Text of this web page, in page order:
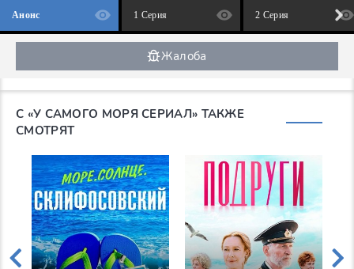
Анонс 1 Серия 2 Серия
Жалоба
С «У САМОГО МОРЯ СЕРИАЛ» ТАКЖЕ
СМОТРЯТ